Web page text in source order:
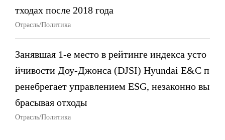
тходах после 2018 года
Отрасль/Политика
Занявшая 1-е место в рейтинге индекса усто
йчивости Доу-Джонса (DJSI) Hyundai E&C п
ренебрегает управлением ESG, незаконно вы
брасывая отходы
Отрасль/Политика